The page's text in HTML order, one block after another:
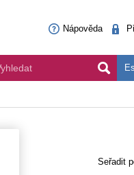
Nápověda
Seřadit